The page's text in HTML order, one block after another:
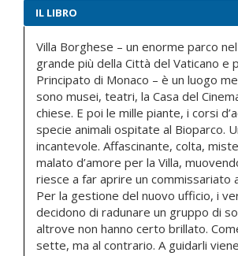
IL LIBRO
Villa Borghese – un enorme parco
grande più della Città del Vaticano e
Principato di Monaco – è un luogo
sono musei, teatri, la Casa del
chiese. E poi le mille piante, i corsi
specie animali ospitate al Bioparco.
incantevole. Affascinante, colta,
malato d’amore per la Villa,
riesce a far aprire un commissariato
Per la gestione del nuovo ufficio, i
decidono di radunare un gruppo di
altrove non hanno certo brillato.
sette, ma al contrario. A guidarli